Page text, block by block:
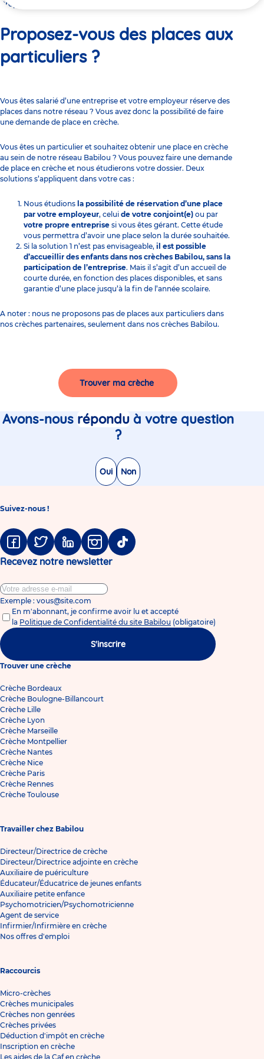
ici
Proposez-vous des places aux particuliers ?
Proposez-vous des places aux
particuliers ?
Vous êtes salarié d’une entreprise et votre employeur réserve des
places dans notre réseau ? Vous avez donc la possibilité de faire
une demande de place en crèche.
Vous êtes un particulier et souhaitez obtenir une place en crèche
au sein de notre réseau Babilou ? Vous pouvez faire une demande
de place en crèche et nous étudierons votre dossier. Deux
solutions s’appliquent dans votre cas :
Nous étudions la possibilité de réservation d’une place
par votre employeur, celui de votre conjoint(e) ou par
votre propre entreprise si vous êtes gérant. Cette étude
vous permettra d’avoir une place selon la durée souhaitée.
Si la solution 1 n’est pas envisageable, il est possible
d’accueillir des enfants dans nos crèches Babilou, sans la
participation de l’entreprise. Mais il s’agit d’un accueil de
courte durée, en fonction des places disponibles, et sans
garantie d’une place jusqu’à la fin de l’année scolaire.
A noter : nous ne proposons pas de places aux particuliers dans
nos crèches partenaires, seulement dans nos crèches Babilou.
Trouver ma crèche
Avons-nous réponduà votre question
?
Non
Oui
Suivez-nous !
Facebook
TwitterLinkedinInstagram
Tiktok
Recevez notre newsletter
Exemple : vous@site.com
En m'abonnant, je confirme avoir lu et accepté
la Politique de Confidentialité du site Babilou (obligatoire)
S'inscrire
Trouver une crèche
Crèche Bordeaux
Crèche Boulogne-Billancourt
Crèche Lille
Crèche Lyon
Crèche Marseille
Crèche Montpellier
Crèche Nantes
Crèche Nice
Crèche Paris
Crèche Rennes
Crèche Toulouse
Travailler chez Babilou
Directeur/Directrice de crèche
Directeur/Directrice adjointe en crèche
Auxiliaire de puériculture
Éducateur/Éducatrice de jeunes enfants
Auxiliaire petite enfance
Psychomotricien/Psychomotricienne
Agent de service
Infirmier/Infirmière en crèche
Nos offres d'emploi
Raccourcis
Micro-crèches
Crèches municipales
Crèches non genrées
Crèches privées
Déduction d'impôt en crèche
Inscription en crèche
Les aides de la Caf en crèche